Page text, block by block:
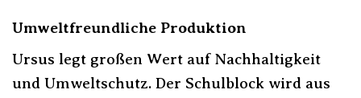
Umweltfreundliche Produktion
Ursus legt großen Wert auf Nachhaltigkeit
und Umweltschutz. Der Schulblock wird aus